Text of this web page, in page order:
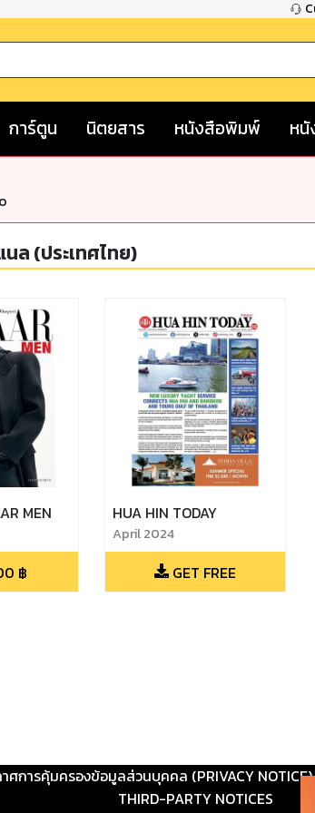
การ์ตูน นิตยสาร หนังสือพิมพ์ หนั
ล (ประเทศไทย)
MEN
฿
HUA HIN TODAY
April 2024
GET FREE
าศการคุ้มครองข้อมูลส่วนบุคคล (PRIVACY NOTICE)
THIRD-PARTY NOTICES